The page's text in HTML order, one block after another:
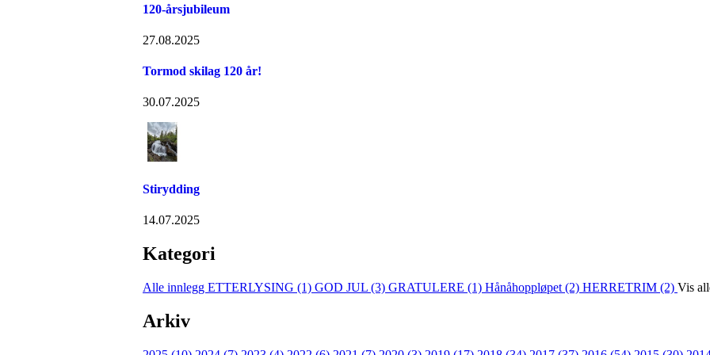
120-årsjubileum
27.08.2025
Tormod skilag 120 år!
30.07.2025
Stirydding
14.07.2025
Kategori
Alle innlegg ETTERLYSING (1) GOD JUL (3) GRATULERE (1) Hånåhoppløpet (2) HERRETRIM (2) Vis
Arkiv